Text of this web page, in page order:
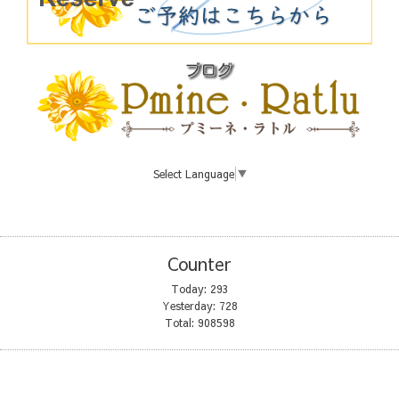
Select Language ▼
Counter
Today: 293
Yesterday: 728
Total: 908598